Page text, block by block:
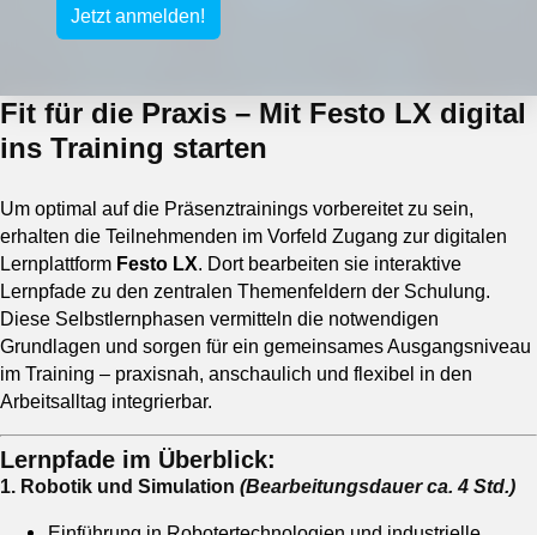
Jetzt anmelden!
Fit für die Praxis – Mit Festo LX digital
ins Training starten
Um optimal auf die Präsenztrainings vorbereitet zu sein,
erhalten die Teilnehmenden im Vorfeld Zugang zur digitalen
Lernplattform Festo LX. Dort bearbeiten sie interaktive
Lernpfade zu den zentralen Themenfeldern der Schulung.
Diese Selbstlernphasen vermitteln die notwendigen
Grundlagen und sorgen für ein gemeinsames Ausgangsniveau
im Training – praxisnah, anschaulich und flexibel in den
Arbeitsalltag integrierbar.
Lernpfade im Überblick:
1. Robotik und Simulation (Bearbeitungsdauer ca. 4 Std.)